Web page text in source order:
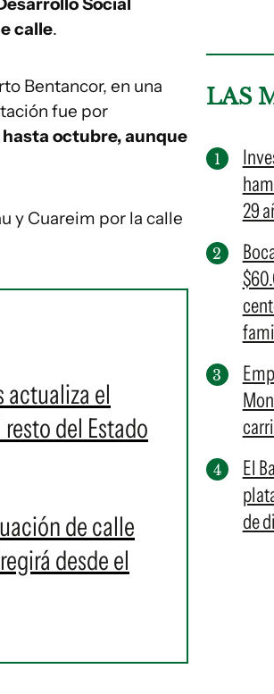
calle.
Bentancor, en una
fue por
octubre, aunque
y Cuareim por la calle
actualiza el
del Estado
de calle
desde el
LAS
29
El
de